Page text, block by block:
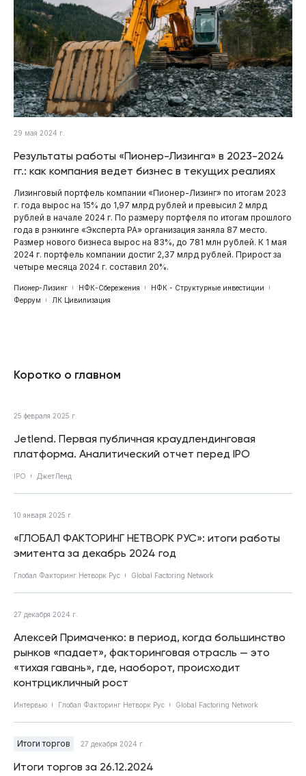
29 мая 2024 г.
Результаты работы «Пионер-Лизинга» в 2023-2024
гг.: как компания ведет бизнес в текущих реалиях
Лизинговый портфель компании «Пионер-Лизинг» по итогам 2023
г. года вырос на 15% до 1,97 млрд рублей и превысил 2 млрд
рублей в начале 2024 г. По размеру портфеля по итогам прошлого
года в рэнкинге «Эксперта РА» организация заняла 87 место.
Размер нового бизнеса вырос на 83%, до 781 млн рублей. К 1 мая
2024 г. портфель компании достиг 2,37 млрд рублей. Прирост за
четыре месяца 2024 г. составил 20%.
Пионер-Лизинг НФК-Сбережения
НФК - Структурные инвестиции
Феррум
ЛК Цивилизация
Коротко о главном
25 февраля 2025 г.
Jetlend. Первая публичная краудлендинговая
платформа. Аналитический отчет перед IPO
IPO ДжетЛенд
10 января 2025 г.
«ГЛОБАЛ ФАКТОРИНГ НЕТВОРК РУС»: итоги работы
эмитента за декабрь 2024 год
Глобал Факторинг Нетворк Рус Global Factoring Network
27 декабря 2024 г.
Алексей Примаченко: в период, когда большинство
рынков «падает», факторинговая отрасль — это
«тихая гавань», где, наоборот, происходит
контрцикличный рост
Интервью Глобал Факторинг Нетворк Рус Global Factoring Network
Итоги торгов 27 декабря 2024 г.
Итоги торгов за 26.12.2024